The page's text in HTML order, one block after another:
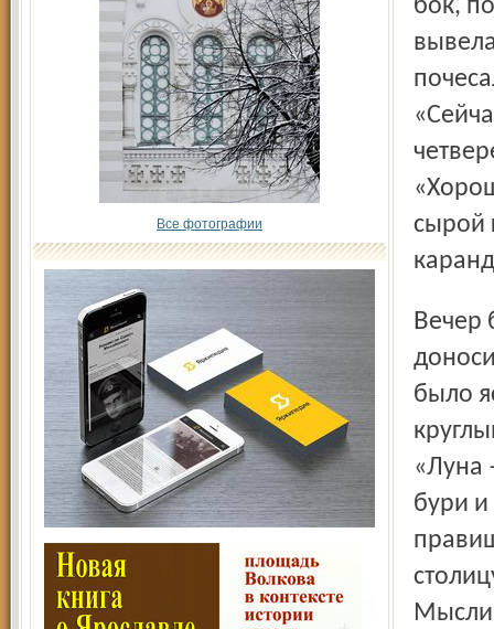
Все фотографии
бок,
сырой
Вечер был тёплый, тихий, прерываемый лишь изредка
было
«Луна
бури и
Мысли